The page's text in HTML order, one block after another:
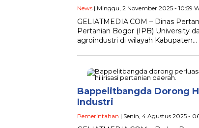
News | Minggu, 2 November 2025 - 10:59
GELIATMEDIA.COM – Dinas
Pertanian Bogor (IPB) University
agroindustri di wilayah Kabupaten…
Bappelitbangda Dorong
Industri
Pemerintahan | Senin, 4 Agustus 2025 -